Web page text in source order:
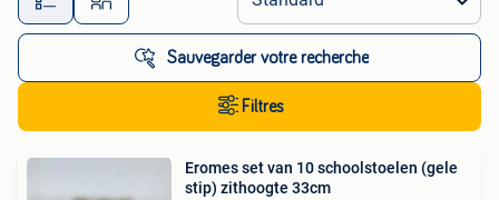
Sauvegarder votre recherche
Filtres
Eromes set van 10 schoolstoelen (gele
stip) zithoogte 33cm